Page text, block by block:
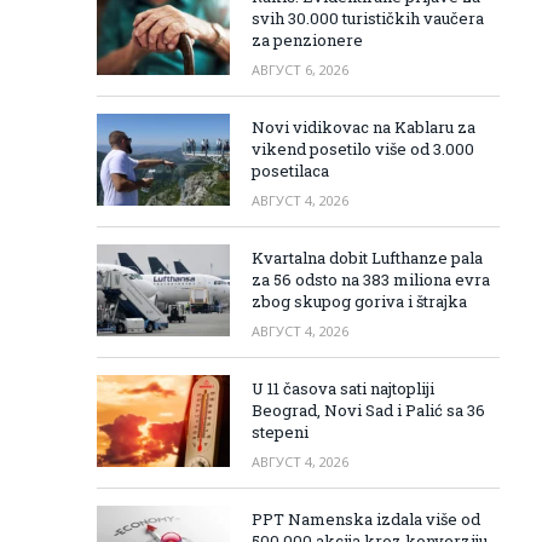
svih 30.000 turističkih vaučera
za penzionere
АВГУСТ 6, 2026
Novi vidikovac na Kablaru za
vikend posetilo više od 3.000
posetilaca
АВГУСТ 4, 2026
Kvartalna dobit Lufthanze pala
za 56 odsto na 383 miliona evra
zbog skupog goriva i štrajka
АВГУСТ 4, 2026
U 11 časova sati najtopliji
Beograd, Novi Sad i Palić sa 36
stepeni
АВГУСТ 4, 2026
PPT Namenska izdala više od